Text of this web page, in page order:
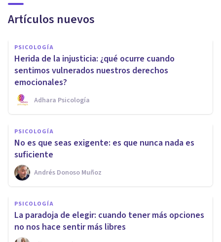
Artículos nuevos
PSICOLOGÍA
Herida de la injusticia: ¿qué ocurre cuando
sentimos vulnerados nuestros derechos
emocionales?
Adhara Psicología
PSICOLOGÍA
No es que seas exigente: es que nunca nada es
suficiente
Andrés Donoso Muñoz
PSICOLOGÍA
La paradoja de elegir: cuando tener más opciones
no nos hace sentir más libres